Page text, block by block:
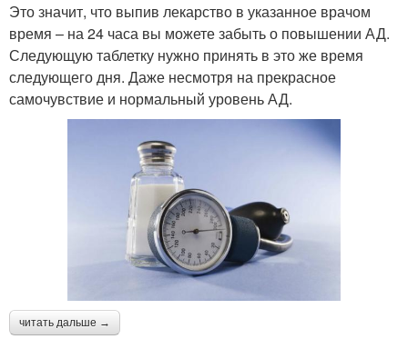
Это значит, что выпив лекарство в указанное врачом
время – на 24 часа вы можете забыть о повышении АД.
Следующую таблетку нужно принять в это же время
следующего дня. Даже несмотря на прекрасное
самочувствие и нормальный уровень АД.
читать дальше →